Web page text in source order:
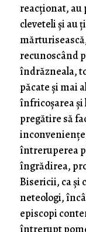
reacționat, au
cleveteli și au
recunoscând
îndrăzneala,
păcate și mai
înfricoșarea și
pregătire să
întreruperea
îngrădirea,
Bisericii, ca și
neteologi,
episcopi
întrerupt